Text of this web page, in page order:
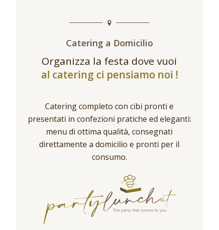
Catering a Domicilio
Organizza la festa dove vuoi
al catering ci pensiamo noi !
Catering completo con cibi pronti e
presentati in confezioni pratiche ed eleganti:
menu di ottima qualità, consegnati
direttamente a domicilio e pronti per il
consumo.